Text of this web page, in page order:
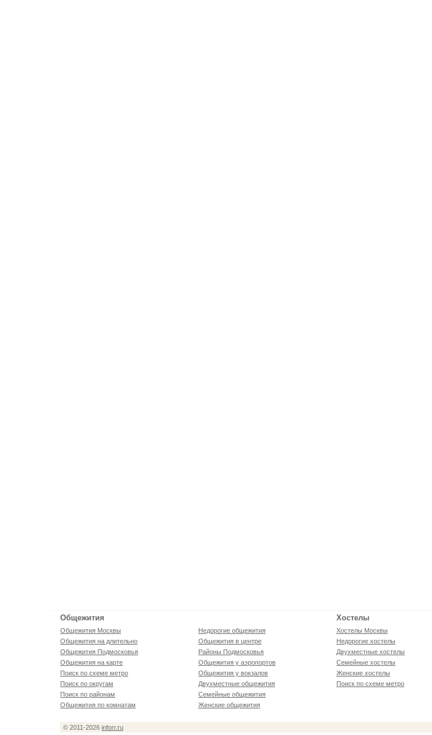
Общежития
Общежития Москвы
Общежития на длительно
Общежития Подмосковья
Общежития на карте
Поиск по схеме метро
Поиск по округам
Поиск по районам
Общежития по комнатам
Недорогие общежития
Общежития в центре
Районы Подмосковья
Общежития у аэропортов
Общежития у вокзалов
Двухместные общежития
Семейные общежития
Женские общежития
Хостелы
Хостелы Москвы
Недорогие хостелы
Двухместные хостелы
Семейные хостелы
Женские хостелы
Поиск по схеме метро
© 2011-2026 inforr.ru